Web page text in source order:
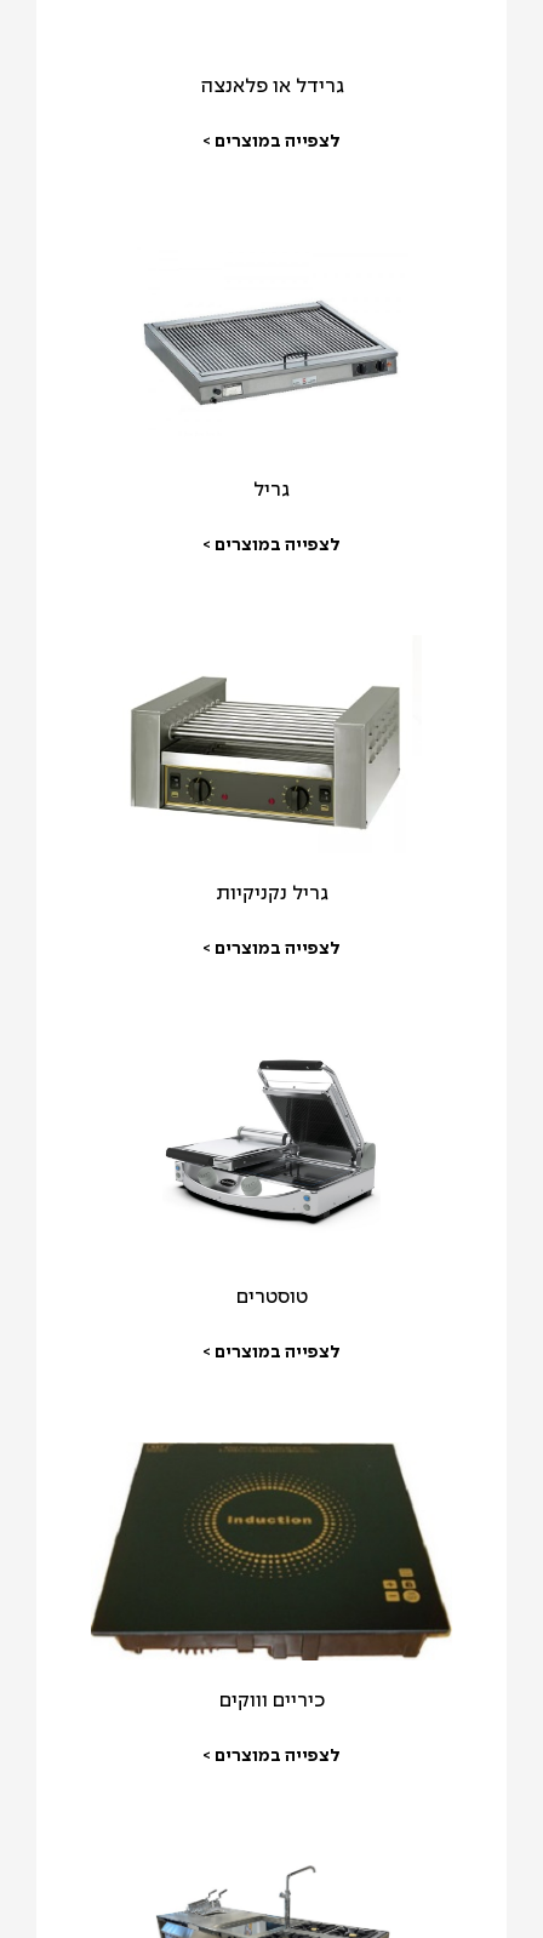
גרידל או פלאנצה
לצפייה במוצרים >
גריל
לצפייה במוצרים >
גריל נקניקיות
לצפייה במוצרים >
טוסטרים
לצפייה במוצרים >
כיריים וווקים
לצפייה במוצרים >